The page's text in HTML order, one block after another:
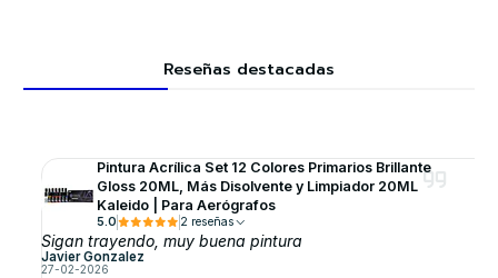
Reseñas destacadas
Pintura Acrílica Set 12 Colores Primarios Brillante
Gloss 20ML, Más Disolvente y Limpiador 20ML
Kaleido | Para Aerógrafos
5.0 2 reseñas
Sigan trayendo, muy buena pintura
Javier Gonzalez
27-02-2026